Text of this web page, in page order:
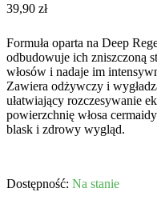
39,90 zł
Formuła oparta na Deep
odbudowuje ich zniszczoną
włosów i nadaje im
Zawiera odżywczy i
ułatwiający rozczesywanie
powierzchnię włosa
blask i zdrowy wygląd.
Na stanie